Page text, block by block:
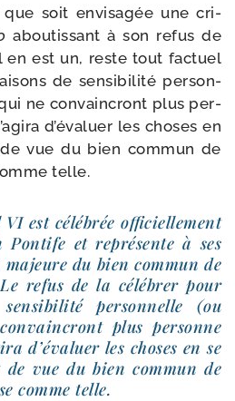
que soit envi­sa­gée une cri­
abou­tis­sant à son refus de
en est un, reste tout fac­tuel
de sen­si­bi­li­té per­son­
qui ne convain­cront plus per­
d’évaluer les choses en
vue du bien com­mun de
telle.
VI est célé­brée offi­ciel­le­ment
et repré­sente à ses
majeure du bien com­mun de
refus de la célé­brer pour
per­son­nelle (ou
plus per­sonne
d’évaluer les choses en se
vue du bien com­mun de
comme telle.